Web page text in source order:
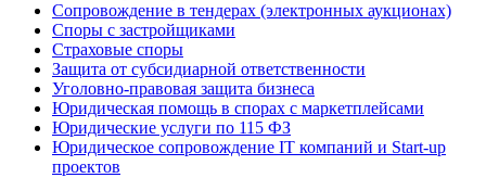
Сопровождение в тендерах (электронных аукционах)
Споры с застройщиками
Страховые споры
Защита от субсидиарной ответственности
Уголовно-правовая защита бизнеса
Юридическая помощь в спорах с маркетплейсами
Юридические услуги по 115 ФЗ
Юридическое сопровождение IT компаний и Start-up
проектов